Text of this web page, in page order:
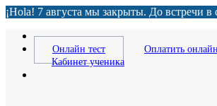
¡Hola! 7 августа мы закрыты. До встречи в
Онлайн тест
Оплатить онлайн
Кабинет ученика